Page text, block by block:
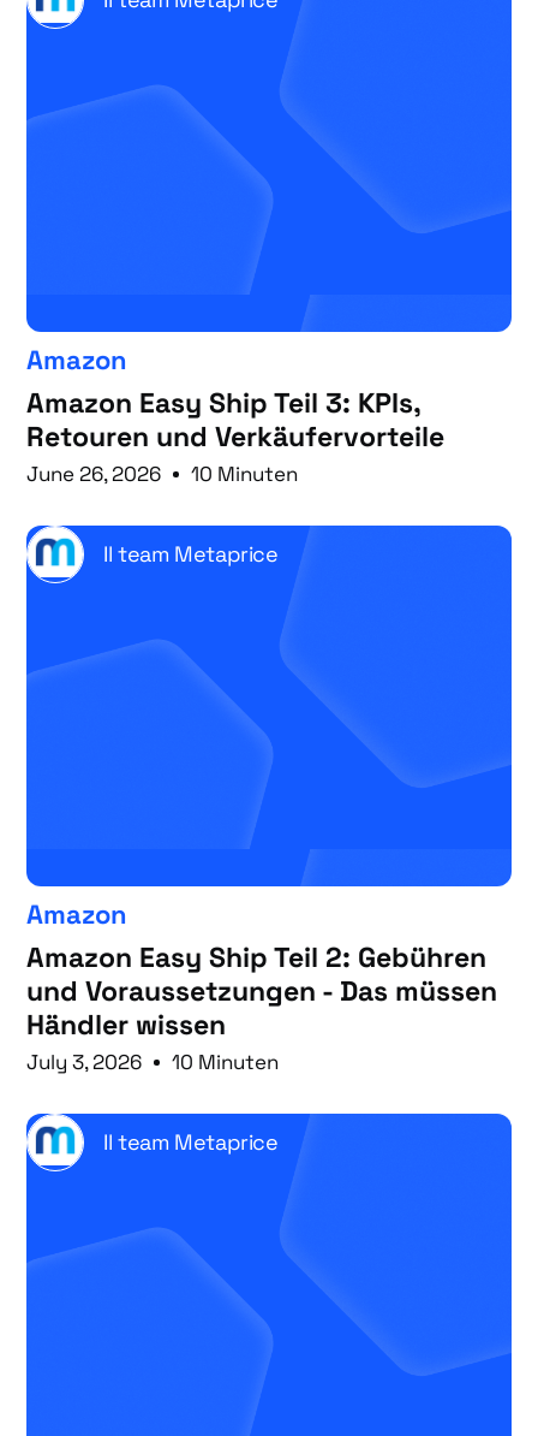
Amazon
Amazon Easy Ship Teil 3: KPIs,
Retouren und Verkäufervorteile
June 26, 2026 10 Minuten
Il team Metaprice
Amazon
Amazon Easy Ship Teil 2: Gebühren
und Voraussetzungen - Das müssen
Händler wissen
July 3, 2026 10 Minuten
Il team Metaprice